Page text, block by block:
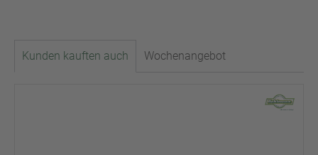
Kunden kauften auch Wochenangebot